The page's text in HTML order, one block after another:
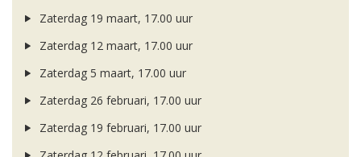
Zaterdag 19 maart, 17.00 uur
Zaterdag 12 maart, 17.00 uur
Zaterdag 5 maart, 17.00 uur
Zaterdag 26 februari, 17.00 uur
Zaterdag 19 februari, 17.00 uur